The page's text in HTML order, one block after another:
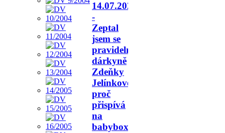
14.07.2026
-
Zeptal
jsem se
pravidelné
dárkyně
Zdeňky
Jelínkové,
proč
přispívá
na
babybox.